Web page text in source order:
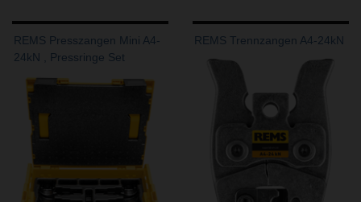
REMS Presszangen Mini A4-
24kN , Pressringe Set
REMS Trennzangen A4-24kN